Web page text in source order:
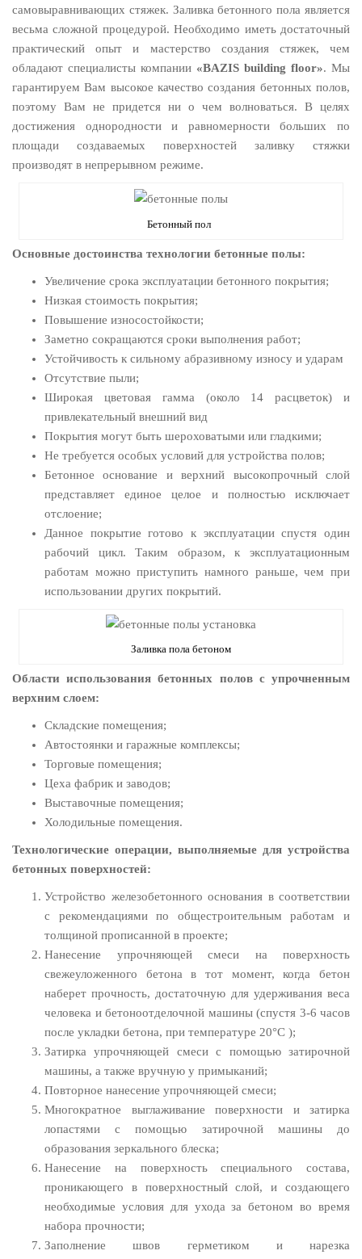
самовыравнивающих стяжек. Заливка бетонного пола является
весьма сложной процедурой. Необходимо иметь достаточный
практический опыт и мастерство создания стяжек, чем
обладают специалисты компании «BAZIS building floor». Мы
гарантируем Вам высокое качество создания бетонных полов,
поэтому Вам не придется ни о чем волноваться. В целях
достижения однородности и равномерности больших по
площади создаваемых поверхностей заливку стяжки
производят в непрерывном режиме.
Бетонный пол
Основные достоинства технологии бетонные полы:
Увеличение срока эксплуатации бетонного покрытия;
Низкая стоимость покрытия;
Повышение износостойкости;
Заметно сокращаются сроки выполнения работ;
Устойчивость к сильному абразивному износу и ударам
Отсутствие пыли;
Широкая цветовая гамма (около 14 расцветок) и
привлекательный внешний вид
Покрытия могут быть шероховатыми или гладкими;
Не требуется особых условий для устройства полов;
Бетонное основание и верхний высокопрочный слой
представляет единое целое и полностью исключает
отслоение;
Данное покрытие готово к эксплуатации спустя один
рабочий цикл. Таким образом, к эксплуатационным
работам можно приступить намного раньше, чем при
использовании других покрытий.
Заливка пола бетоном
Области использования бетонных полов с упрочненным
верхним слоем:
Складские помещения;
Автостоянки и гаражные комплексы;
Торговые помещения;
Цеха фабрик и заводов;
Выставочные помещения;
Холодильные помещения.
Технологические операции, выполняемые для устройства
бетонных поверхностей:
Устройство железобетонного основания в соответствии
с рекомендациями по общестроительным работам и
толщиной прописанной в проекте;
Нанесение упрочняющей смеси на поверхность
свежеуложенного бетона в тот момент, когда бетон
наберет прочность, достаточную для удерживания веса
человека и бетоноотделочной машины (спустя 3-6 часов
после укладки бетона, при температуре 20°С );
Затирка упрочняющей смеси с помощью затирочной
машины, а также вручную у примыканий;
Повторное нанесение упрочняющей смеси;
Многократное выглаживание поверхности и затирка
лопастями с помощью затирочной машины до
образования зеркального блеска;
Нанесение на поверхность специального состава,
проникающего в поверхностный слой, и создающего
необходимые условия для ухода за бетоном во время
набора прочности;
Заполнение швов герметиком и нарезка